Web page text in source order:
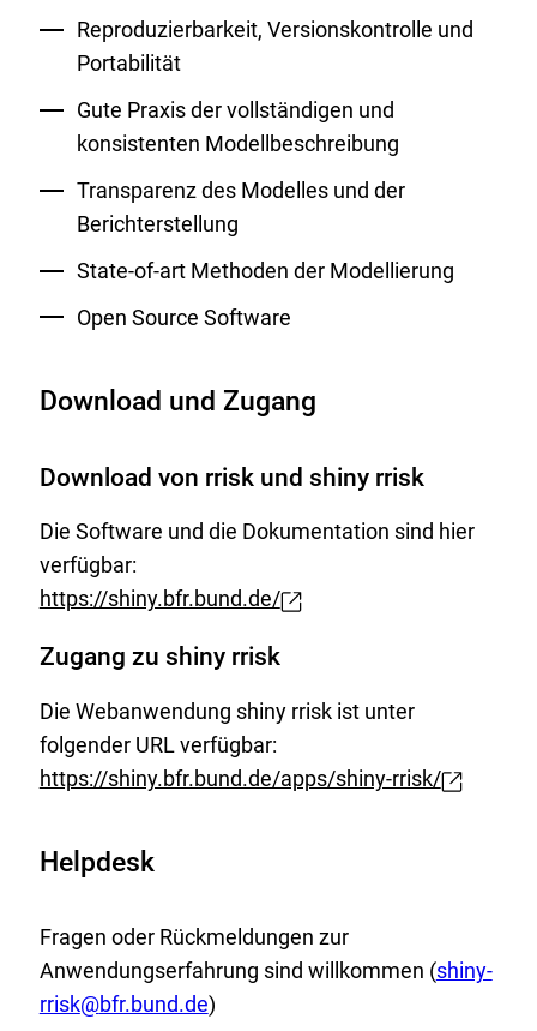
Reproduzierbarkeit, Versionskontrolle und
Portabilität
Gute Praxis der vollständigen und
konsistenten Modellbeschreibung
Transparenz des Modelles und der
Berichterstellung
State-of-art Methoden der Modellierung
Open Source Software
Download und Zugang
Download von rrisk und shiny rrisk
Die Software und die Dokumentation sind hier
verfügbar:
E
x
e
r
n
r
n
k
:
https://shiny.bfr.bund.de/
Zugang zu shiny rrisk
Die Webanwendung shiny rrisk ist unter
folgender URL verfügbar:
E
t
r
n
e
https://shiny.bfr.bund.de/apps/shiny-rrisk/
Helpdesk
Fragen oder Rückmeldungen zur
Anwendungserfahrung sind willkommen (shiny-
rrisk@bfr.bund.de)